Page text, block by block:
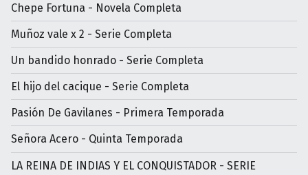
Chepe Fortuna - Novela Completa
Muñoz vale x 2 - Serie Completa
Un bandido honrado - Serie Completa
El hijo del cacique - Serie Completa
Pasión De Gavilanes - Primera Temporada
Señora Acero - Quinta Temporada
LA REINA DE INDIAS Y EL CONQUISTADOR - SERIE